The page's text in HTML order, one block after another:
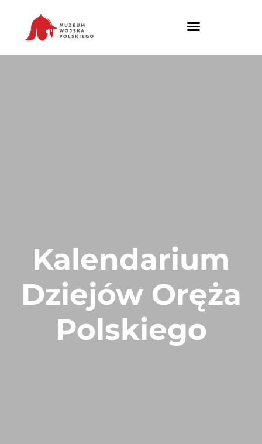
Kalendarium
Dziejów Oręża
Polskiego